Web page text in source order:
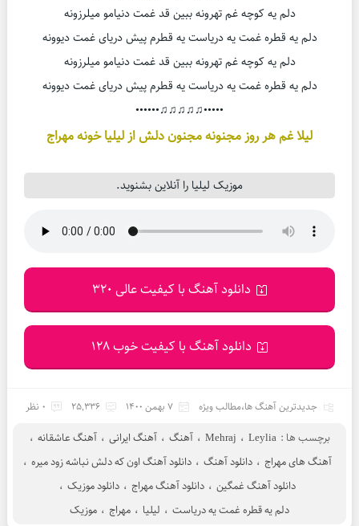
دلم یه کوچه غم تهرونه ببین قد غمت دنیامو میلرزونه
دلم یه قطره غمت یه دریاست یه قطرم پیش دریای غمت دیوونه
دلم یه کوچه غم تهرونه ببین قد غمت دنیامو میلرزونه
دلم یه قطره غمت یه دریاست یه قطرم پیش دریای غمت دیوونه
•••••♫♫♫♫♫••••••
لیلا غم هر روز مجنونه مجنون دلش از لیلیا خونه مهراج
موزیک لیلیا را آنلاین بشنوید.
دانلود آهنگ با کیفیت عالی 320
دانلود آهنگ با کیفیت خوب 128
جدیدترین آهنگ ها،مطالب ویژه 7 بهمن 1400 25,336 0 نظر
برچسب ها : Leylia ، Mehraj ، آهنگ ، آهنگ ایرانی ، آهنگ عاشقانه ،
آهنگ های مهراج ، دانلود آهنگ ، دانلود آهنگ اون که دلش نباشه زود میره ،
دانلود آهنگ غمگین ، دانلود آهنگ مهراج ، دانلود موزیک ،
دلم یه قطره غمت یه دریاست ، لیلیا ، مهراج ، موزیک